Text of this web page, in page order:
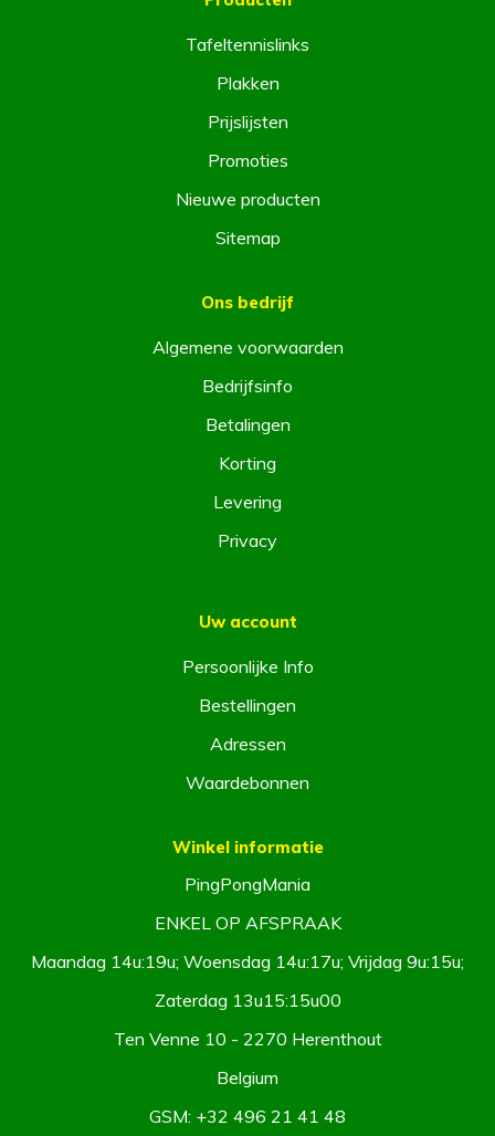
Tafeltennislinks
Plakken
Prijslijsten
Promoties
Nieuwe producten
Sitemap
Ons bedrijf
Algemene voorwaarden
Bedrijfsinfo
Betalingen
Korting
Levering
Privacy
Uw account
Persoonlijke Info
Bestellingen
Adressen
Waardebonnen
Winkel informatie
PingPongMania
ENKEL OP AFSPRAAK
Maandag 14u:19u; Woensdag 14u:17u; Vrijdag 9u:15u;
Zaterdag 13u15:15u00
Ten Venne 10 - 2270 Herenthout
Belgium
GSM: +32 496 21 41 48